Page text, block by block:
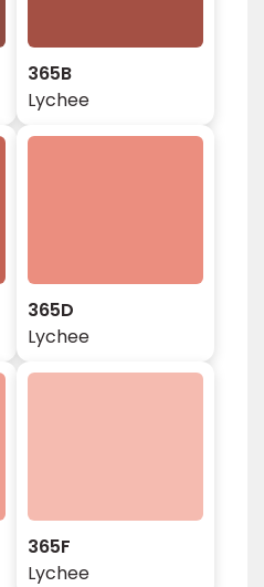
365B
Lychee
365D
Lychee
365F
Lychee